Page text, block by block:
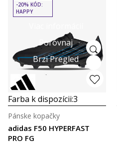
Porovnaj
Brzi Pregled
-20% KÓD:
HAPPY
Farba k dispozícii:3
adidas F50 HYPERFAST
PRO FG
Pánske kopačky